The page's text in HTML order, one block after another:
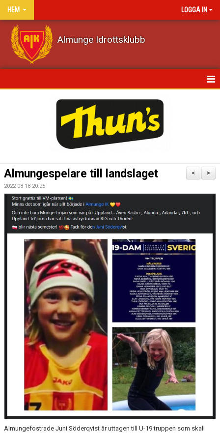
HEM LOGGA IN
Almunge Idrottsklubb
MATCHER
DOKUMENT
KONTAKT
OM KLUBBEN
STARTA ETT LAG
>
<
Almungespelare till landslaget
2022-08-18 20:25
Almungefostrade Juni Söderqvist är uttagen till U-19 truppen som skall